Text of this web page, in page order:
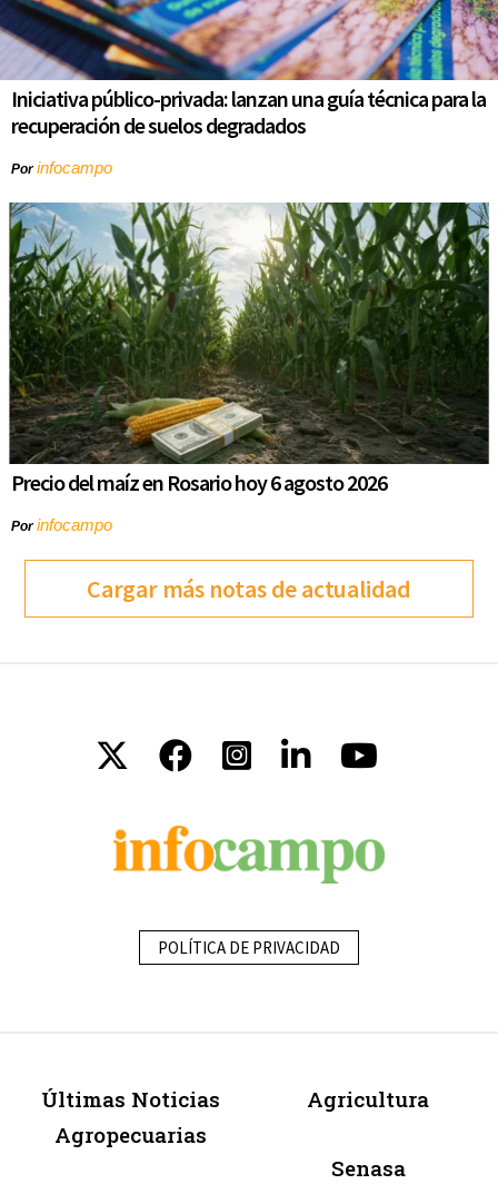
Iniciativa público-privada: lanzan una guía técnica para la
recuperación de suelos degradados
Porinfocampo
Precio del maíz en Rosario hoy 6 agosto 2026
Porinfocampo
Cargar más notas de actualidad
POLÍTICA DE PRIVACIDAD
Últimas Noticias
Agropecuarias
Agricultura
Senasa